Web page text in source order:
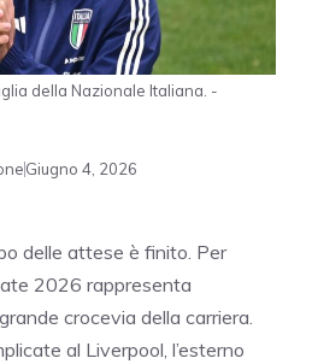
della Nazionale Italiana. -
Giugno 4, 2026
delle attese è finito. Per
2026 rappresenta
crocevia della carriera.
al Liverpool, l’esterno